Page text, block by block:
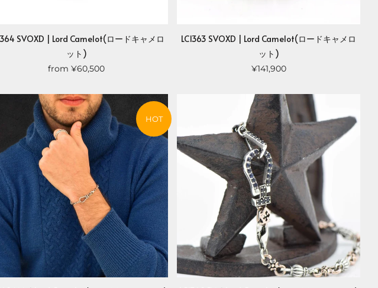
SVOXD | Lord Camelot(ロードキャメロ
ット)
from¥60,500
LC1363 SVOXD | Lord Camelot(ロードキャメロ
ット)
¥141,900
HOT